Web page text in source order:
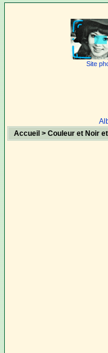
Site
Accueil >Couleur et Noir